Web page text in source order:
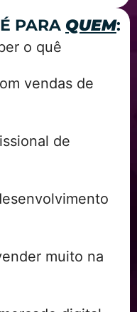
PARA QUEM:
o quê
vendas de
de
muito na